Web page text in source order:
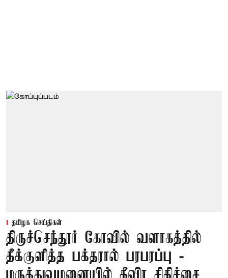
தமிழக செய்திகள்
திருச்செந்தூர் கோவில் வளாகத்தில்
தீக்குளித்த பக்தரால் பரபரப்பு -